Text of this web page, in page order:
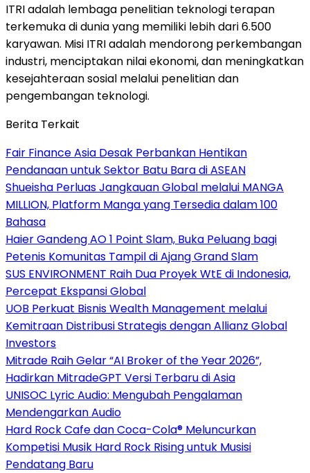
ITRI adalah lembaga penelitian teknologi terapan
terkemuka di dunia yang memiliki lebih dari 6.500
karyawan. Misi ITRI adalah mendorong perkembangan
industri, menciptakan nilai ekonomi, dan meningkatkan
kesejahteraan sosial melalui penelitian dan
pengembangan teknologi.
Berita Terkait
Fair Finance Asia Desak Perbankan Hentikan
Pendanaan untuk Sektor Batu Bara di ASEAN
Shueisha Perluas Jangkauan Global melalui MANGA
MILLION, Platform Manga yang Tersedia dalam 100
Bahasa
Haier Gandeng AO 1 Point Slam, Buka Peluang bagi
Petenis Komunitas Tampil di Ajang Grand Slam
SUS ENVIRONMENT Raih Dua Proyek WtE di Indonesia,
Percepat Ekspansi Global
UOB Perkuat Bisnis Wealth Management melalui
Kemitraan Distribusi Strategis dengan Allianz Global
Investors
Mitrade Raih Gelar “AI Broker of the Year 2026”,
Hadirkan MitradeGPT Versi Terbaru di Asia
UNISOC Lyric Audio: Mengubah Pengalaman
Mendengarkan Audio
Hard Rock Cafe dan Coca-Cola® Meluncurkan
Kompetisi Musik Hard Rock Rising untuk Musisi
Pendatang Baru